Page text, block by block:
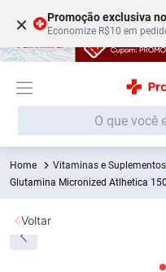
× Promoção exclusiva
Economize R$10 em
O que você está
Vitaminas e Suplementos
Glutamina Micronized Atlhetica
Voltar
Termos mais
1º Fralda
2